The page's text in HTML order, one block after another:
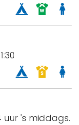
's middags.